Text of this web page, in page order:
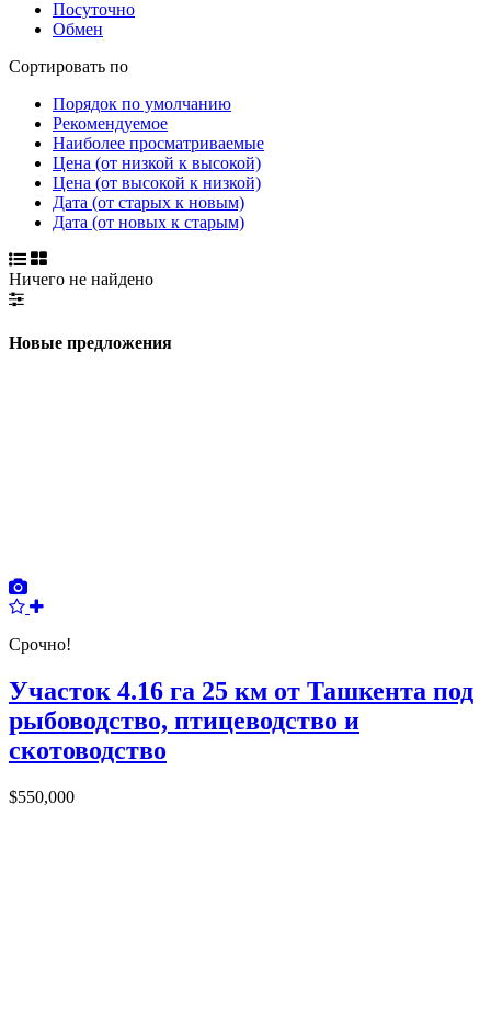
Посуточно
Обмен
Сортировать по
Порядок по умолчанию
Рекомендуемое
Наиболее просматриваемые
Цена (от низкой к высокой)
Цена (от высокой к низкой)
Дата (от старых к новым)
Дата (от новых к старым)
Ничего не найдено
Новые предложения
Срочно!
Участок 4.16 га 25 км от Ташкента под
рыбоводство, птицеводство и
скотоводство
$550,000